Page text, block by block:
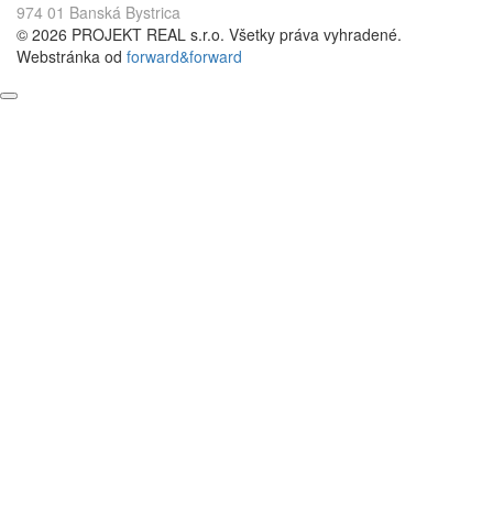
974 01 Banská Bystrica
© 2026 PROJEKT REAL s.r.o. Všetky práva vyhradené.
Webstránka od forward&forward